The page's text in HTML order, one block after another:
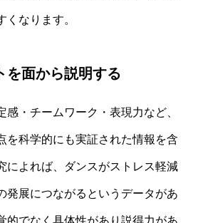
くなります。
を面から説明する
感・チームワーク・表現力など、
を科学的にも実証された情報を含
によれば、ダンスがストレス軽減
発展につながるというデータがあ